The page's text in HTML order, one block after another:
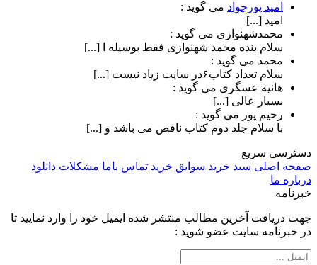
امید پورجواد می گوید :
امید [...]
محمدشهنوازی می گوید :
سلام بنده محمد شهنوازی فقط بوسیله ا [...]
محمد می گوید :
سلام تعداد کتاب۶در سایت زیاد نیست [...]
هانیه عسگری می گوید :
بسیار عالی [...]
رحیم پور می گوید :
با سلام جلد دوم کتاب ناقص می باشد و [...]
دسترسی سریع
صفحه اصلی سبد خرید سوابق خرید تماس باما مشکلات دانلود
درباره ما
خبرنامه
جهت دریافت آخرین مطالب منتشر شده ایمیل خود را وارد نمایید تا
در خبرنامه سایت عضو شوید :